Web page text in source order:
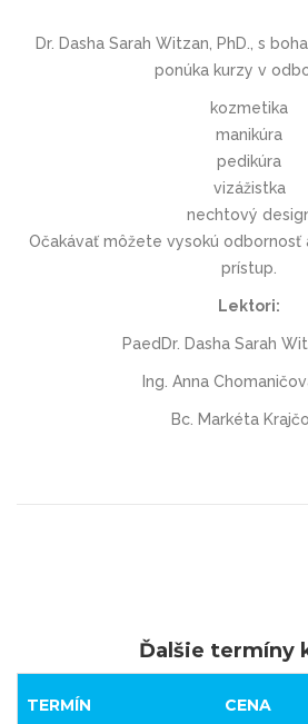
Dr. Dasha Sarah Witzan, PhD., s
ponúka kurzy v
kozmetika
manikúra
pedikúra
vizážistka
nechtový
Očakávať môžete vysokú odbornosť
prístup.
Lektori:
PaedDr. Dasha Sarah
Ing. Anna
Bc. Markéta
Ďalšie termíny
TERMÍN CENA